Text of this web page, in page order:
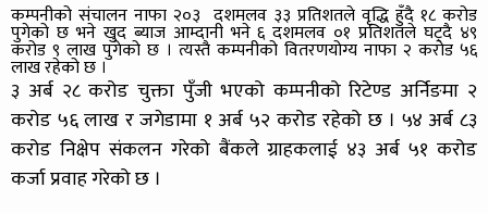
कम्पनीको संचालन नाफा २०३ दशमलव ३३ प्रतिशतले वृद्धि हुँदै १८ करोड
पुगेको छ भने खुद ब्याज आम्दानी भने ६ दशमलव ०१ प्रतिशतले घट्दै ४९
करोड ९ लाख पुगेको छ । त्यस्तै कम्पनीको वितरणयोग्य नाफा २ करोड ५६
लाख रहेको छ ।
३ अर्ब २८ करोड चुक्ता पुँजी भएको कम्पनीको रिटेण्ड अर्निङमा २
करोड ५६ लाख र जगेडामा १ अर्ब ५२ करोड रहेको छ । ५४ अर्ब ८३
करोड निक्षेप संकलन गरेको बैंकले ग्राहकलाई ४३ अर्ब ५१ करोड
कर्जा प्रवाह गरेको छ ।